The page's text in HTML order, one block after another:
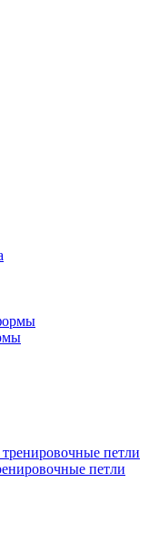
петли